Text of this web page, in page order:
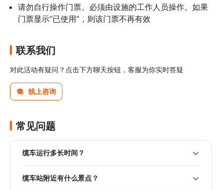
请勿自行操作门票。必须由设施的工作人员操作。如果
门票显示“已使用”，则该门票不再有效
联系我们
对此活动有疑问？点击下方聊天按钮，客服为你实时答疑
线上咨询
常见问题
缆车运行多长时间？
缆车站附近有什么景点？